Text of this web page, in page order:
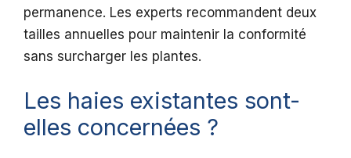
permanence. Les experts recommandent deux
tailles annuelles pour maintenir la conformité
sans surcharger les plantes.
Les haies existantes sont-
elles concernées ?